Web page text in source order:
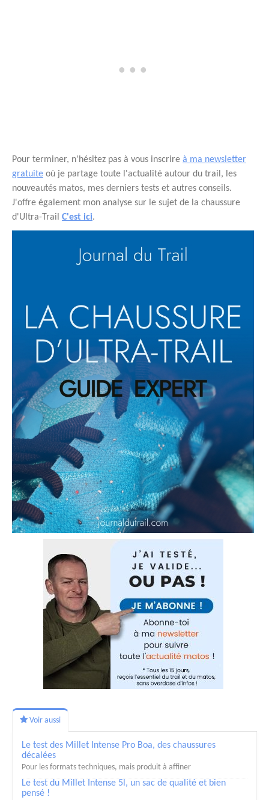
Pour terminer, n'hésitez pas à vous inscrire à ma newsletter
gratuite où je partage toute l'actualité autour du trail, les
nouveautés matos, mes derniers tests et autres conseils.
J'offre également mon analyse sur le sujet de la chaussure
d'Ultra-Trail C'est ici.
Voir aussi
Le test des Millet Intense Pro Boa, des chaussures
décalées
Pour les formats techniques, mais produit à affiner
Le test du Millet Intense 5l, un sac de qualité et bien
pensé !